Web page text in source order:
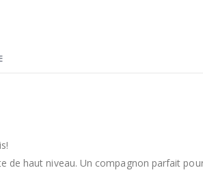
haut niveau. Un compagnon parfait